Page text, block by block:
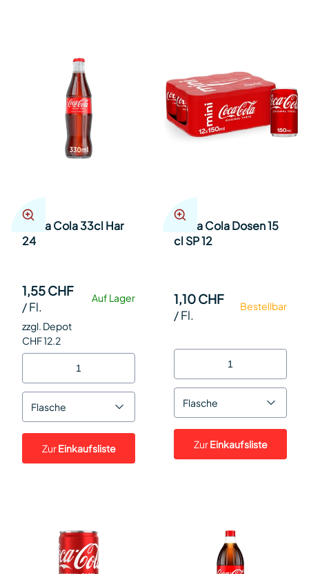
Coca Cola 33cl Har
24
Auf Lager
1,55 CHF
/Fl.
zzgl. Depot
CHF 12.2
Flasche
ZurEinkaufsliste
Coca Cola Dosen 15
cl SP 12
Bestellbar
1,10 CHF
/Fl.
Flasche
ZurEinkaufsliste